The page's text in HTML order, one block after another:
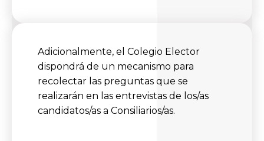
Adicionalmente, el Colegio Elector
dispondrá de un mecanismo para
recolectar las preguntas que se
realizarán en las entrevistas de los/as
candidatos/as a Consiliarios/as.